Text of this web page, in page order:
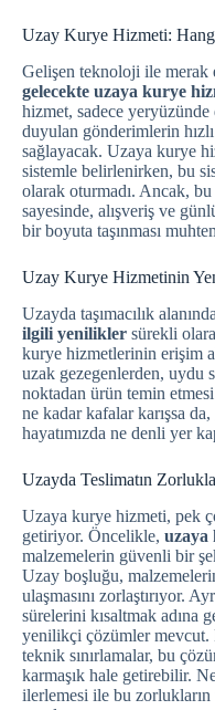
Uzay Kurye Hizmeti:
Gelişen teknoloji ile
gelecekte uzaya kurye
hizmet, sadece
duyulan gönderimlerin
sağlayacak. Uzaya kurye
sistemle belirlenirken, bu
olarak oturmadı. Ancak,
sayesinde, alışveriş ve
bir boyuta taşınması
Uzay Kurye Hizmetinin
Uzayda taşımacılık alanında
ilgili yenilikler sürekli
kurye hizmetlerinin erişim
uzak gezegenlerden, uydu
noktadan ürün temin
ne kadar kafalar karışsa
hayatımızda ne denli yer
Uzayda Teslimatın
Uzaya kurye hizmeti, pek
getiriyor. Öncelikle, uzaya
malzemelerin güvenli bir
Uzay boşluğu,
ulaşmasını zorlaştırıyor.
sürelerini kısaltmak adına
yenilikçi çözümler mevcut.
teknik sınırlamalar, bu
karmaşık hale getirebilir.
ilerlemesi ile bu